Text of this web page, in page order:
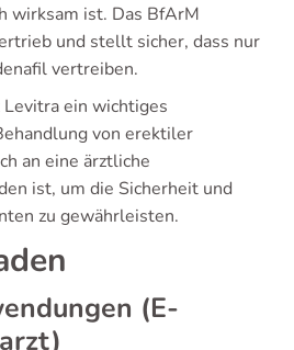
wirksam ist. Das BfArM
und stellt sicher, dass nur
vertreiben.
ein wichtiges
von erektiler
an eine ärztliche
ist, um die Sicherheit und
zu gewährleisten.
(E-